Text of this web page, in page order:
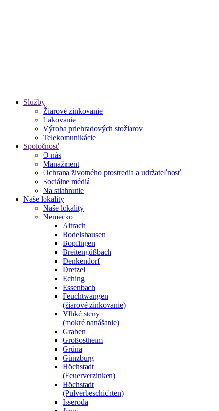
Služby
Žiarové zinkovanie
Lakovanie
Výroba priehradových stožiarov
Telekomunikácie
Spoločnosť
O nás
Manažment
Ochrana životného prostredia a udržateľnosť
Sociálne médiá
Na stiahnutie
Naše lokality
Naše lokality
Nemecko
Aitrach
Bodelshausen
Bopfingen
Breitengüßbach
Denkendorf
Dretzel
Eching
Essenbach
Feuchtwangen
(žiarové zinkovanie)
Vlhké steny
(mokré nanášanie)
Graben
Großostheim
Grüna
Günzburg
Höchstadt
(Feuerverzinken)
Höchstadt
(Pulverbeschichten)
Isseroda